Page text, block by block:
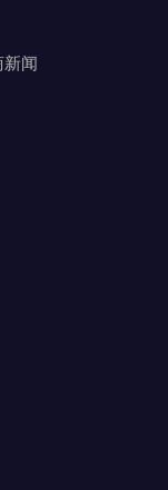
新闻